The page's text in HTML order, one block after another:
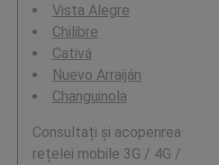
Vista Alegre
Chilibre
Cativá
Nuevo Arraiján
Changuinola
Consultați și acoperirea
rețelei mobile 3G / 4G /